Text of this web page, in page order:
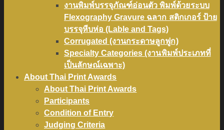
งานพิมพ์บรรจุภัณฑ์อ่อนตัว พิมพ์ด้วยระบบ
Flexography Gravure ฉลาก สติกเกอร์ ป้าย
บรรจุหีบห่อ (Lable and Tags)
Corrugated (งานกระดาษลูกฟูก)
Specialty Categories (งานพิมพ์ประเภทที่
เป็นลักษณ์เฉพาะ)
About Thai Print Awards
About Thai Print Awards
Participants
Condition of Entry
Judging Criteria